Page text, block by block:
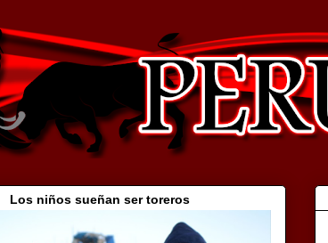
Los niños sueñan ser toreros